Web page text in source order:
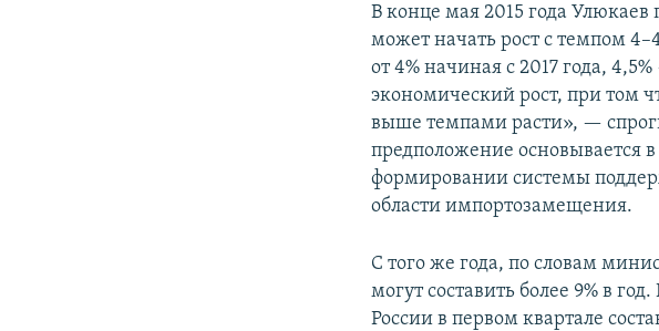
В конце мая 2015 года Улюкаев
может начать рост с темпом
от 4% начиная с 2017 года,
экономический рост, при том
выше темпами расти», —
предположение основывается
формировании системы
области импортозамещения.
С того же года, по словам
могут составить более 9% в
России в первом квартале